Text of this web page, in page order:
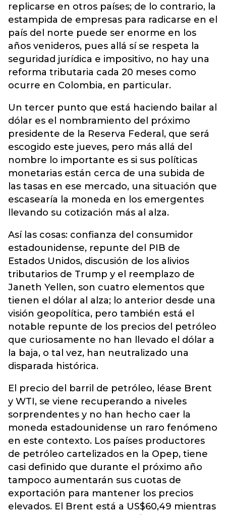
replicarse en otros países; de lo contrario, la
estampida de empresas para radicarse en el
país del norte puede ser enorme en los
años venideros, pues allá sí se respeta la
seguridad jurídica e impositivo, no hay una
reforma tributaria cada 20 meses como
ocurre en Colombia, en particular.
Un tercer punto que está haciendo bailar al
dólar es el nombramiento del próximo
presidente de la Reserva Federal, que será
escogido este jueves, pero más allá del
nombre lo importante es si sus políticas
monetarias están cerca de una subida de
las tasas en ese mercado, una situación que
escasearía la moneda en los emergentes
llevando su cotización más al alza.
Así las cosas: confianza del consumidor
estadounidense, repunte del PIB de
Estados Unidos, discusión de los alivios
tributarios de Trump y el reemplazo de
Janeth Yellen, son cuatro elementos que
tienen el dólar al alza; lo anterior desde una
visión geopolítica, pero también está el
notable repunte de los precios del petróleo
que curiosamente no han llevado el dólar a
la baja, o tal vez, han neutralizado una
disparada histórica.
El precio del barril de petróleo, léase Brent
y WTI, se viene recuperando a niveles
sorprendentes y no han hecho caer la
moneda estadounidense un raro fenómeno
en este contexto. Los países productores
de petróleo cartelizados en la Opep, tiene
casi definido que durante el próximo año
tampoco aumentarán sus cuotas de
exportación para mantener los precios
elevados. El Brent está a US$60,49 mientras